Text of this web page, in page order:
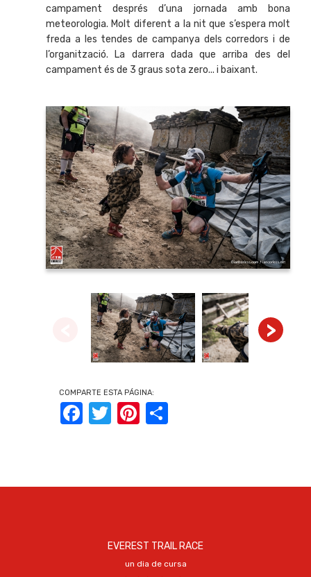
campament després d’una jornada amb bona
meteorologia. Molt diferent a la nit que s’espera molt
freda a les tendes de campanya dels corredors i de
l’organització. La darrera dada que arriba des del
campament és de 3 graus sota zero... i baixant.
>
COMPARTE ESTA PÁGINA:
FacebookTwitter Pinterest
EVEREST TRAIL RACE
un dia de cursa